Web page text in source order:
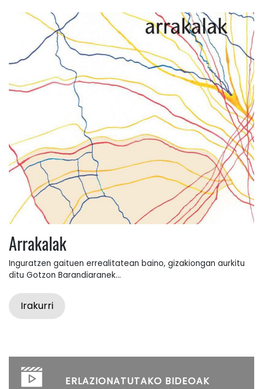
Arrakalak
Inguratzen gaituen errealitatean baino, gizakiongan aurkitu
ditu Gotzon Barandiaranek...
Irakurri
ERLAZIONATUTAKO BIDEOAK